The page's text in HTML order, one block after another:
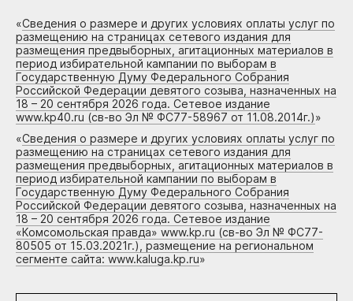
«Сведения о размере и других условиях оплаты услуг по
размещению на страницах сетевого издания для
размещения предвыборных, агитационных материалов в
период избирательной кампании по выборам в
Государственную Думу Федерального Собрания
Российской Федерации девятого созыва, назначенных на
18 – 20 сентября 2026 года. Сетевое издание
www.kp40.ru (св-во Эл № ФС77-58967 от 11.08.2014г.)»
«Сведения о размере и других условиях оплаты услуг по
размещению на страницах сетевого издания для
размещения предвыборных, агитационных материалов в
период избирательной кампании по выборам в
Государственную Думу Федерального Собрания
Российской Федерации девятого созыва, назначенных на
18 – 20 сентября 2026 года. Сетевое издание
«Комсомольская правда» www.kp.ru (св-во Эл № ФС77-
80505 от 15.03.2021г.), размещение на региональном
сегменте сайта: www.kaluga.kp.ru»